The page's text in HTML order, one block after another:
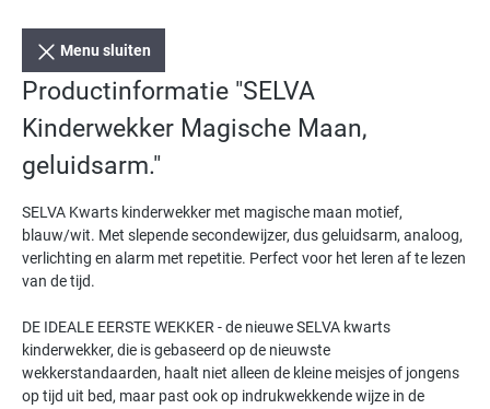
Menu sluiten
Productinformatie "SELVA
Kinderwekker Magische Maan,
geluidsarm."
SELVA Kwarts kinderwekker met magische maan motief,
blauw/wit. Met slepende secondewijzer, dus geluidsarm, analoog,
verlichting en alarm met repetitie. Perfect voor het leren af te lezen
van de tijd.
DE IDEALE EERSTE WEKKER - de nieuwe SELVA kwarts
kinderwekker, die is gebaseerd op de nieuwste
wekkerstandaarden, haalt niet alleen de kleine meisjes of jongens
op tijd uit bed, maar past ook op indrukwekkende wijze in de